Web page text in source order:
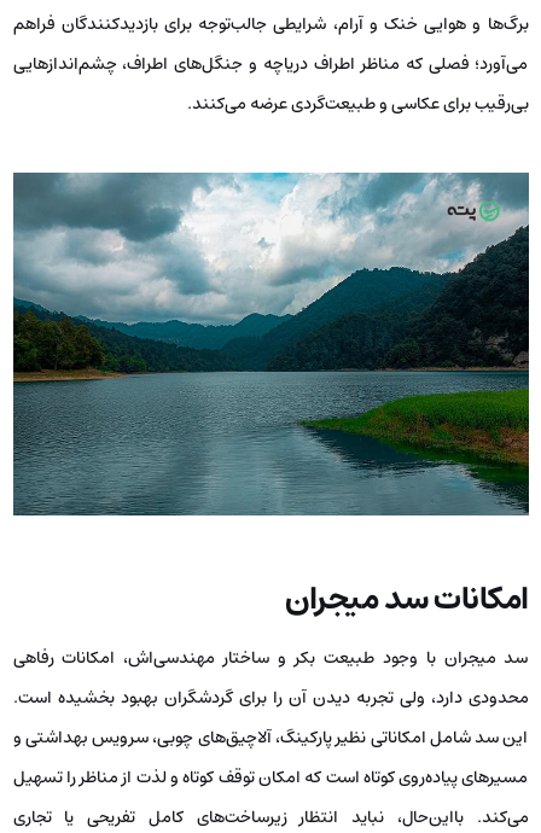
برگ‌ها و هوایی خنک و آرام، شرایطی جالب‌توجه برای بازدیدکنندگان فراهم
می‌آورد؛ فصلی که مناظر اطراف دریاچه و جنگل‌های اطراف، چشم‌اندازهایی
بی‌رقیب برای عکاسی و طبیعت‌گردی عرضه می‌کنند.
امکانات سد میجران
سد میجران با وجود طبیعت بکر و ساختار مهندسی‌اش، امکانات رفاهی
محدودی دارد، ولی تجربه دیدن آن را برای گردشگران بهبود بخشیده است.
این سد شامل امکاناتی نظیر پارکینگ، آلاچیق‌های چوبی، سرویس بهداشتی و
مسیرهای پیاده‌روی کوتاه است که امکان توقف کوتاه و لذت از مناظر را تسهیل
می‌کند. بااین‌حال، نباید انتظار زیرساخت‌های کامل تفریحی یا تجاری